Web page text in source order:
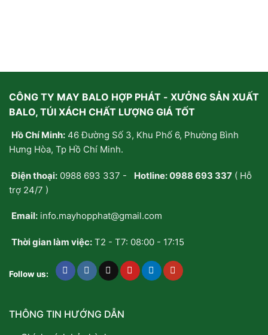
CÔNG TY MAY BALO HỢP PHÁT - XƯỞNG SẢN XUẤT
BALO, TÚI XÁCH CHẤT LƯỢNG GIÁ TỐT
Hồ Chí Minh: 46 Đường Số 3, Khu Phố 6, Phường Bình
Hưng Hòa, Tp Hồ Chí Minh.
Điện thoại: 0988 693 337 - Hotline:0988 693 337 ( Hỗ
trợ 24/7 )
Email: info.mayhopphat@gmail.com
Thời gian làm việc: T2 - T7: 08:00 - 17:15
Follow us:
THÔNG TIN HƯỚNG DẪN